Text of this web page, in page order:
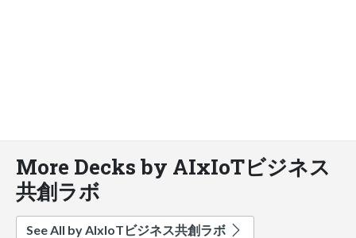
More Decks by AIxIoTビジネス
共創ラボ
See All by AIxIoTビジネス共創ラボ